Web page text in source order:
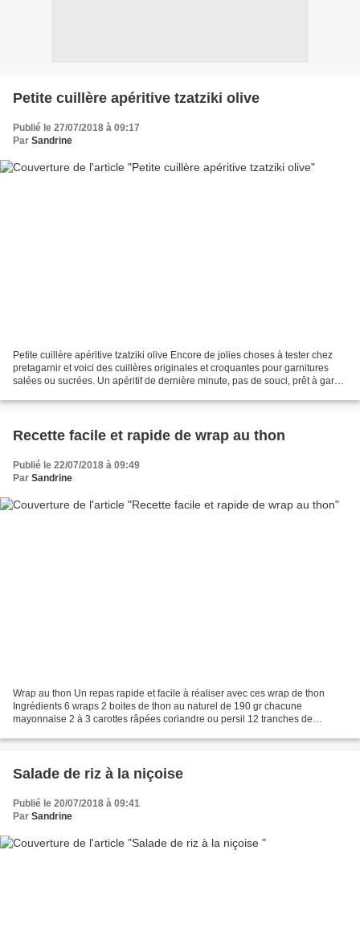
Petite cuillère apéritive tzatziki olive
Publié le 27/07/2018 à 09:17
Par Sandrine
Petite cuillère apéritive tzatziki olive Encore de jolies choses à tester chez
pretagarnir et voici des cuillères originales et croquantes pour garnitures
salées ou sucrées. Un apéritif de dernière minute, pas de souci, prêt à garnir
Recette facile et rapide de wrap au thon
Publié le 22/07/2018 à 09:49
Par Sandrine
Wrap au thon Un repas rapide et facile à réaliser avec ces wrap de thon
Ingrédients 6 wraps 2 boites de thon au naturel de 190 gr chacune
mayonnaise 2 à 3 carottes râpées coriandre ou persil 12 tranches de
Salade de riz à la niçoise
Publié le 20/07/2018 à 09:41
Par Sandrine